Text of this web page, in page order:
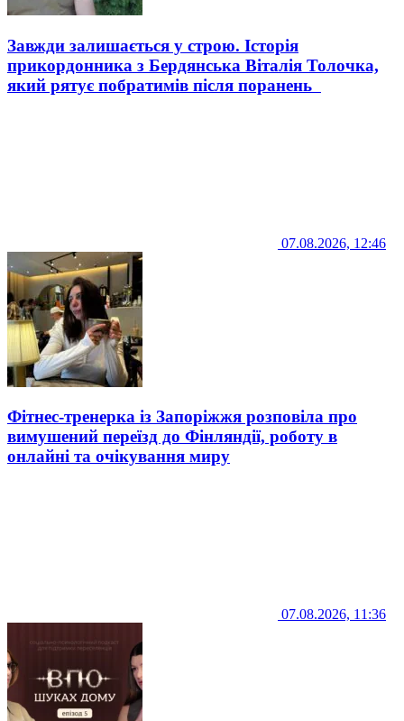
Завжди залишається у строю. Історія
прикордонника з Бердянська Віталія Толочка,
який рятує побратимів після поранень
07.08.2026, 12:46
Фітнес-тренерка із Запоріжжя розповіла про
вимушений переїзд до Фінляндії, роботу в
онлайні та очікування миру
07.08.2026, 11:36